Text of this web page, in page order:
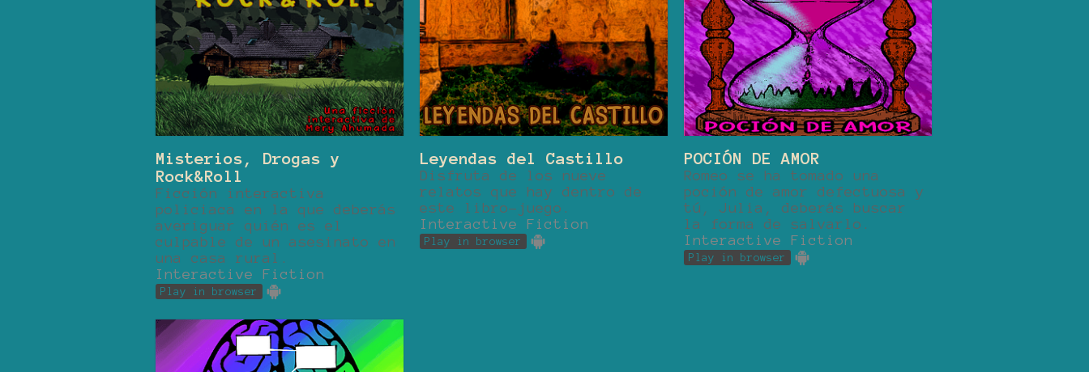
Misterios, Drogas y
Rock&Roll
Ficción interactiva
policiaca en la que deberás
averiguar quién es el
culpable de un asesinato en
una casa rural.
Interactive Fiction
Play in browser
Leyendas del Castillo
Disfruta de los nueve
relatos que hay dentro de
este libro-juego.
Interactive Fiction
Play in browser
POCIÓN DE AMOR
Romeo se ha tomado una
poción de amor defectuosa y
tú, Julia, deberás buscar
la forma de salvarlo.
Interactive Fiction
Play in browser